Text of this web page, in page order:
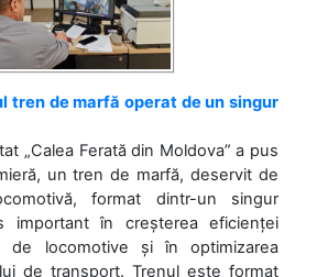
tren de marfă operat de un singur
„Calea Ferată din Moldova” a pus
un tren de marfă, deservit de
format dintr-un singur
important în creșterea eficienței
de locomotive și în optimizarea
de transport. Trenul este format